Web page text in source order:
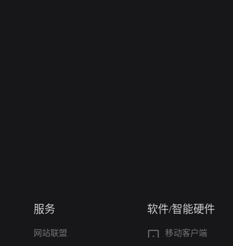
服务
网站联盟
软件/智能硬件
移动客户端